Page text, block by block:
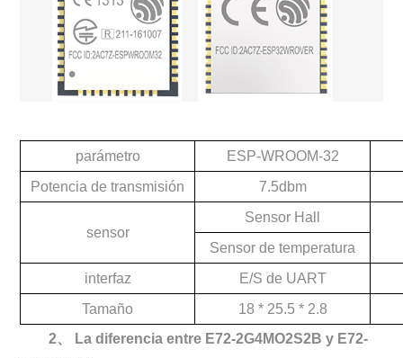
parámetro
ESP-WROOM-32
Potencia de transmisión
7.5dbm
sensor
Sensor Hall
Sensor de temperatura
interfaz
E/S de UART
Tamaño
18 * 25.5 * 2.8
2、
La diferencia entre E72-2G4MO2S2B y E72-